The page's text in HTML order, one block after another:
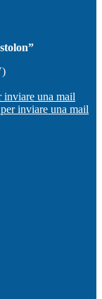
inviare una mail
inviare una mail